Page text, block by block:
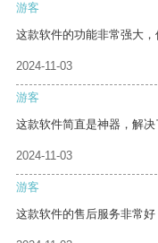
游客
这款软件的功能非常强大，
2024-11-03
游客
这款软件简直是神器，解决
2024-11-03
游客
这款软件的售后服务非常好